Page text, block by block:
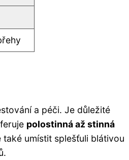
a péči. Je důležité
polostinná až stinná
umístit splešťuli blátivou